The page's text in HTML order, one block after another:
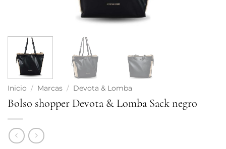
Inicio / Marcas / Devota & Lomba
Bolso shopper Devota & Lomba Sack negro